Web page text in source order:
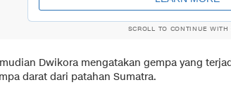
SCROLL TO CONTINUE WITH
Dwikora mengatakan gempa yang
darat dari patahan Sumatra.